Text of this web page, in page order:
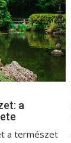
a
a természet